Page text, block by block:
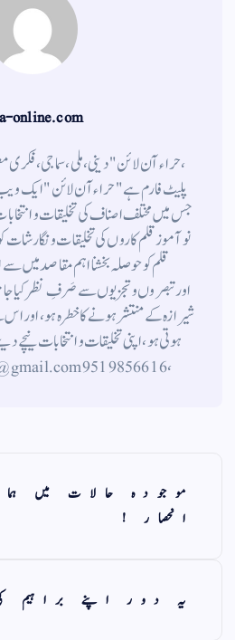
online.com
،حراء آن لائن" دینی ، ملی ، سماجی ،
پلیٹ فارم ہے " حراء آن لائن " ایک
جس میں مختلف اصناف کی تخلیقات و
نوآموز قلم کاروں کی تخلیقات و نگارشات
قلم کوحوصلہ بخشنا اہم مقاصد میں
اورتبصروں وتجزیوں سے صَرفِ نظر کیا
شیرازہ کے منتشر ہونے کاخطرہ ہو ، اور
ہوتی ہو، اپنی تخلیقات و انتخابات نیچے
، 9519856616 hiraonline2001@gmail.com
موجودہ حالات میں
انحصار !
یہ دور اپنے براہیم